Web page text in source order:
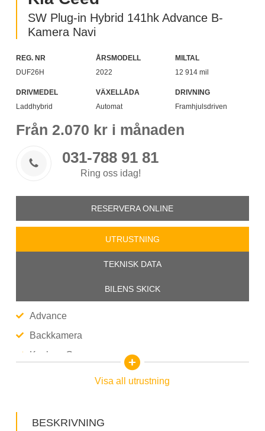
SW Plug-in Hybrid 141hk Advance B-
Kamera Navi
REG. NR
DUF26H
ÅRSMODELL
2022
MILTAL
12 914 mil
DRIVMEDEL
Laddhybrid
VÄXELLÅDA
Automat
DRIVNING
Framhjulsdriven
Från 2.070 kr i månaden
 031-788 91 81
Ring oss idag!
RESERVERA ONLINE
UTRUSTNING
TEKNISK DATA
BILENS SKICK
Advance
Backkamera
Keyless Go
Visa all utrustning
BESKRIVNING